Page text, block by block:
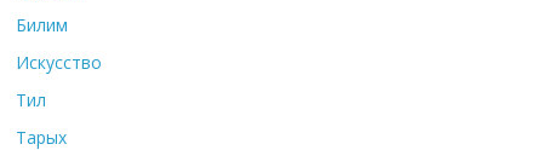
Билим
Искусство
Тил
Тарых